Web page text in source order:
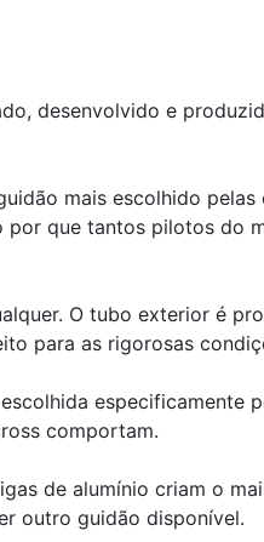
desenvolvido e
mais escolhido
por que tantos pilotos do
O tubo exterior é
para as rigorosas
especificamente
comportam.
de alumínio criam o
outro guidão disponível.